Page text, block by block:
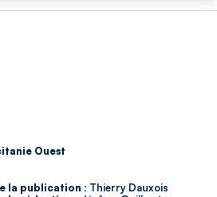
Ouest
la publication : Thierry Dauxois